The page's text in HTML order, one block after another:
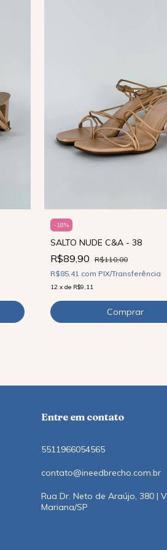
-18%
SALTO NUDE C&A - 38
R$89,90 R$110,00
R$85,41 com PIX/Transferência
12 x de R$9,11
Entre em contato
5511966054565
contato@ineedbrecho.com.br
Rua Dr. Neto de Araújo, 380 |
Mariana/SP